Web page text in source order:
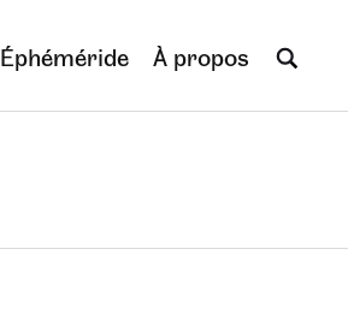
Éphéméride À propos